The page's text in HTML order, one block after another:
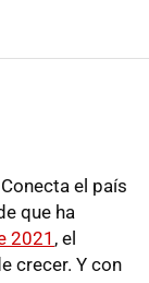
el país
que ha
2021 , el
crecer. Y con